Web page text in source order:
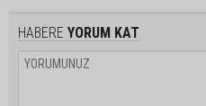
HABERE YORUM KAT